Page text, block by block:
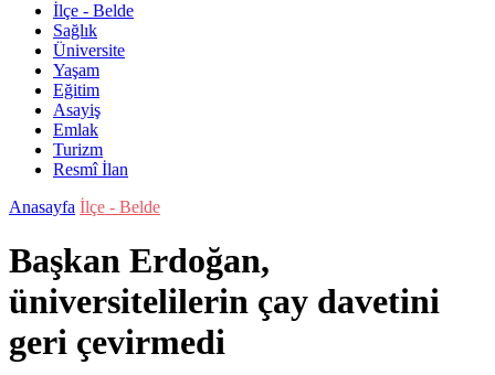
İlçe - Belde
Sağlık
Üniversite
Yaşam
Eğitim
Asayiş
Emlak
Turizm
Resmî İlan
Anasayfa İlçe - Belde
Başkan Erdoğan,
üniversitelilerin çay davetini
geri çevirmedi